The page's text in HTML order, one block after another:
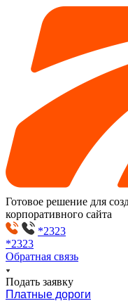
Готовое решение для
корпоративного сайта
*2323
*2323
Обратная связь
Подать заявку
Платные дороги